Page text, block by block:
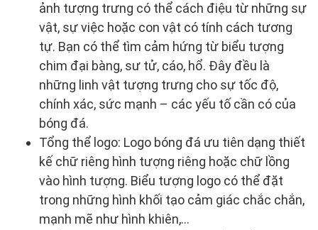
ảnh tượng trưng có thể cách điệu từ những sự
vật, sự việc hoặc con vật có tính cách tương
tự. Bạn có thể tìm cảm hứng từ biểu tượng
chim đại bàng, sư tử, cáo, hổ. Đây đều là
những linh vật tượng trưng cho sự tốc độ,
chính xác, sức mạnh – các yếu tố cần có của
bóng đá.
Tổng thể logo: Logo bóng đá ưu tiên dạng thiết
kế chữ riêng hình tượng riêng hoặc chữ lồng
vào hình tượng. Biểu tượng logo có thể đặt
trong những hình khối tạo cảm giác chắc chắn,
mạnh mẽ như hình khiên,…